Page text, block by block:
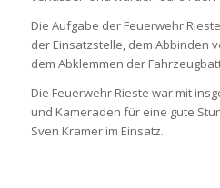
Die Aufgabe der Feuerwehr
der Einsatzstelle, dem Abbinden
dem Abklemmen der
Die Feuerwehr Rieste war mit
und Kameraden für eine gute
Sven Kramer im Einsatz.